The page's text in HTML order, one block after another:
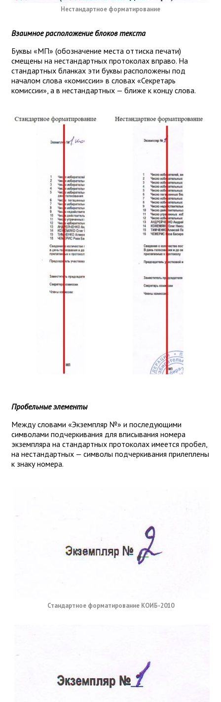
Нестандартное форматирование
Взаимное расположение блоков текста
Буквы «МП» (обозначение места оттиска печати)
смещены на нестандартных протоколах вправо. На
стандартных бланках эти буквы расположены под
началом слова «комиссии» в словах «Секретарь
комиссии», а в нестандартных — ближе к концу слова.
Пробельные элементы
Между словами «Экземпляр №» и последующими
символами подчеркивания для вписывания номера
экземпляра на стандартных протоколах имеется пробел,
на нестандартных — символы подчеркивания прилеплены
к знаку номера.
Стандартное форматирование КОИБ-2010